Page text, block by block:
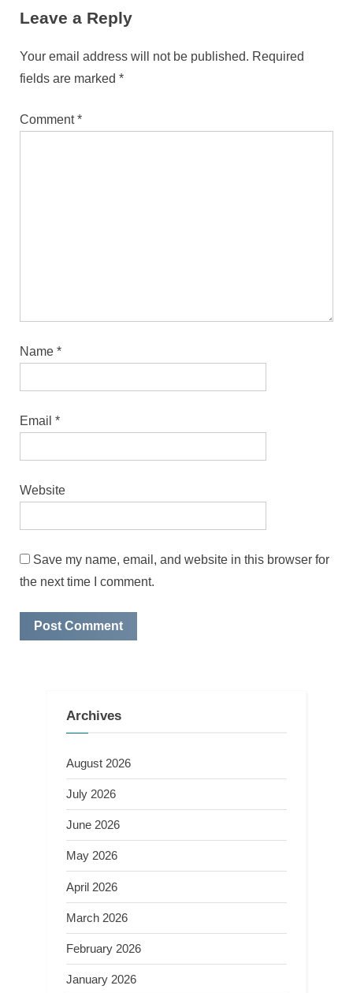
Leave a Reply
Your email address will not be published. Required
fields are marked *
Comment*
Name *
Email *
Website
Save my name, email, and website in this browser for
the next time I comment.
Archives
August 2026
July 2026
June 2026
May 2026
April 2026
March 2026
February 2026
January 2026